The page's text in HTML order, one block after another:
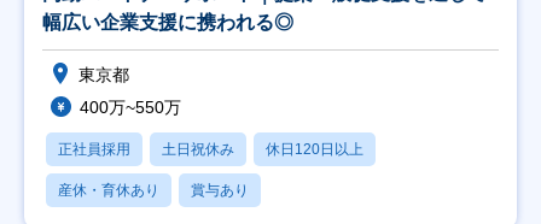
幅広い企業支援に携われる◎
東京都
400万~550万
正社員採用 土日祝休み 休日120日以上
産休・育休あり 賞与あり